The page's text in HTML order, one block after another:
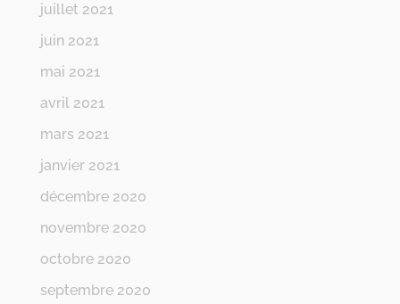
juillet 2021
juin 2021
mai 2021
avril 2021
mars 2021
janvier 2021
décembre 2020
novembre 2020
octobre 2020
septembre 2020